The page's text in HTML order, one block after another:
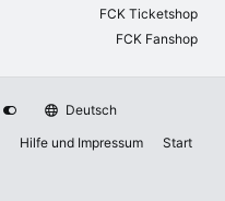
FCK Ticketshop
FCK Fanshop
Deutsch
Hilfe und Impressum Start